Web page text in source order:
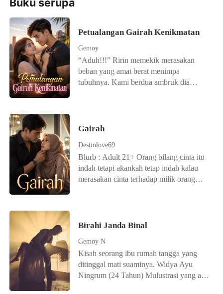
Petualangan Gairah Kenikmatan
Gemoy
“Aduh!!!” Ririn memekik merasakan
beban yang amat berat menimpa
tubuhnya. Kami berdua ambruk dia
bertemu, dadanya terasa kenyal
nafasnya memburu, aku merasakan
adikku mengeras di balik celana panjang
ku, tiba-tiba dia mendesah. “Ahhh,
Randy masukin aja!” pekik Ririn.
Gairah
Destinlove69
Blurb : Adult 21+ Orang bilang cinta itu
indah tetapi akankah tetap indah kalau
merasakan cinta terhadap milik orang
Birahi Janda Binal
Gemoy N
Kisah seorang ibu rumah tangga yang
ditinggal mati suaminya. Widya Ayu
Ningrum (24 Tahun) Mulustrasi yang ada